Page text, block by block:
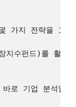
가지 전략을 고
지수펀드)를 활
바로 기업 분석